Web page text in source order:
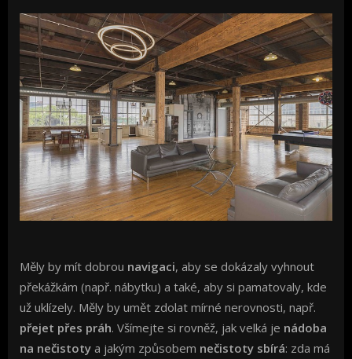
Měly by mít dobrou navigaci, aby se dokázaly vyhnout
překážkám (např. nábytku) a také, aby si pamatovaly, kde
už uklízely. Měly by umět zdolat mírné nerovnosti, např.
přejet přes práh. Všímejte si rovněž, jak velká je nádoba
na nečistoty a jakým způsobem nečistoty sbírá: zda má